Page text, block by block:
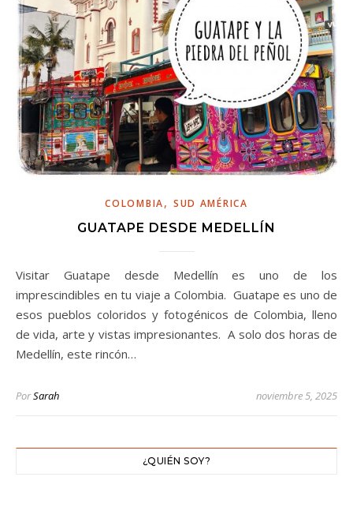
COLOMBIA, SUD AMÉRICA
GUATAPE DESDE MEDELLÍN
Visitar Guatape desde Medellín es uno de los
imprescindibles en tu viaje a Colombia. Guatape es uno de
esos pueblos coloridos y fotogénicos de Colombia, lleno
de vida, arte y vistas impresionantes. A solo dos horas de
Medellín, este rincón…
PorSarah noviembre 5, 2025
¿QUIÉN SOY?